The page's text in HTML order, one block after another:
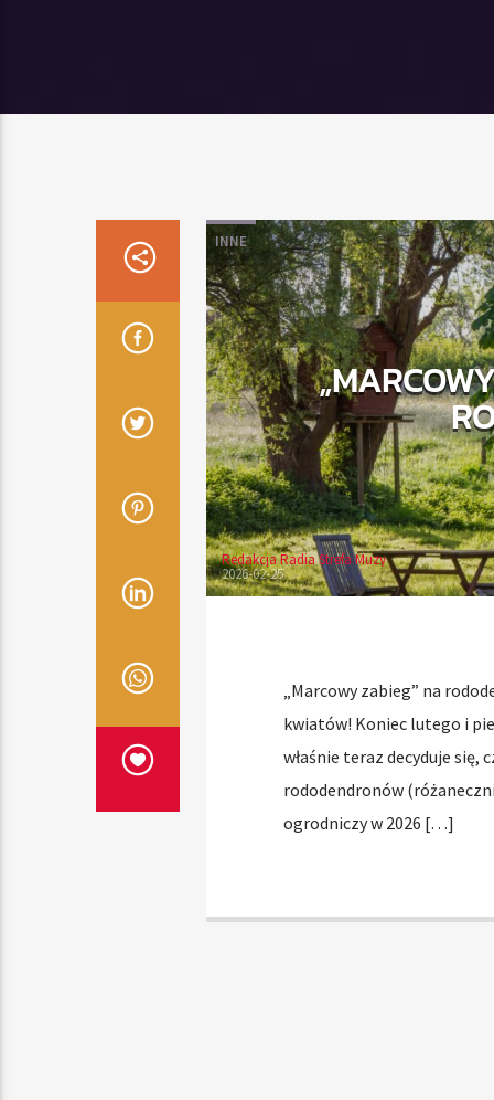
INNE
Redakcja Radia Strefa Muzy
2026-02-25
„Marcowy zabieg” na
kwiatów! Koniec lutego i
właśnie teraz decyduje
rododendronów
ogrodniczy w 2026 […]